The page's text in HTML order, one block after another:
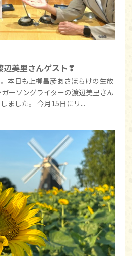
辺美里さんゲスト❣
本日も上柳昌彦あさぼらけの生放
ーソングライターの渡辺美里さん
ました。 今月15日にリ...